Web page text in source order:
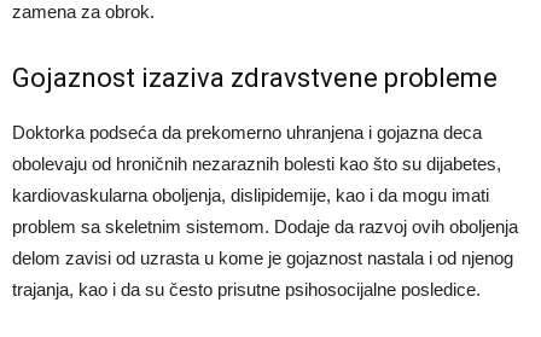
zamena za obrok.
Gojaznost izaziva zdravstvene probleme
Doktorka podseća da prekomerno uhranjena i gojazna deca
obolevaju od hroničnih nezaraznih bolesti kao što su dijabetes,
kardiovaskularna oboljenja, dislipidemije, kao i da mogu imati
problem sa skeletnim sistemom. Dodaje da razvoj ovih oboljenja
delom zavisi od uzrasta u kome je gojaznost nastala i od njenog
trajanja, kao i da su često prisutne psihosocijalne posledice.